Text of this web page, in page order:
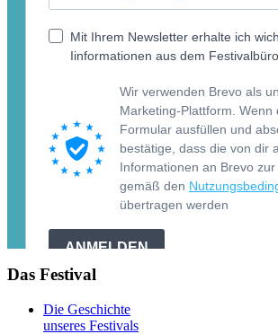
Das Festival
Die Geschichte
unseres Festivals